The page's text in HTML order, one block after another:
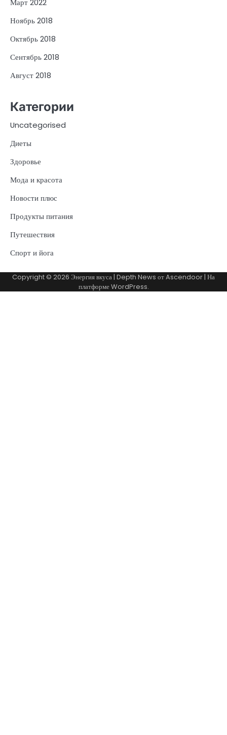
Март 2022
Ноябрь 2018
Октябрь 2018
Сентябрь 2018
Август 2018
Категории
Uncategorised
Диеты
Здоровье
Мода и красота
Новости плюс
Продукты питания
Путешествия
Спорт и йога
Copyright © 2026 Энергия вкуса| Depth News отAscendoor| На
платформеWordPress.